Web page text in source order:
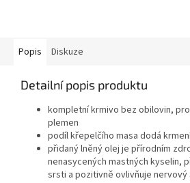
Popis Diskuze
Detailní popis produktu
kompletní krmivo bez obilovin,
plemen
podíl křepelčího masa dodá
přidaný lněný olej je přírodním
nenasycených mastných kyselin,
srsti a pozitivně ovlivňuje nervový